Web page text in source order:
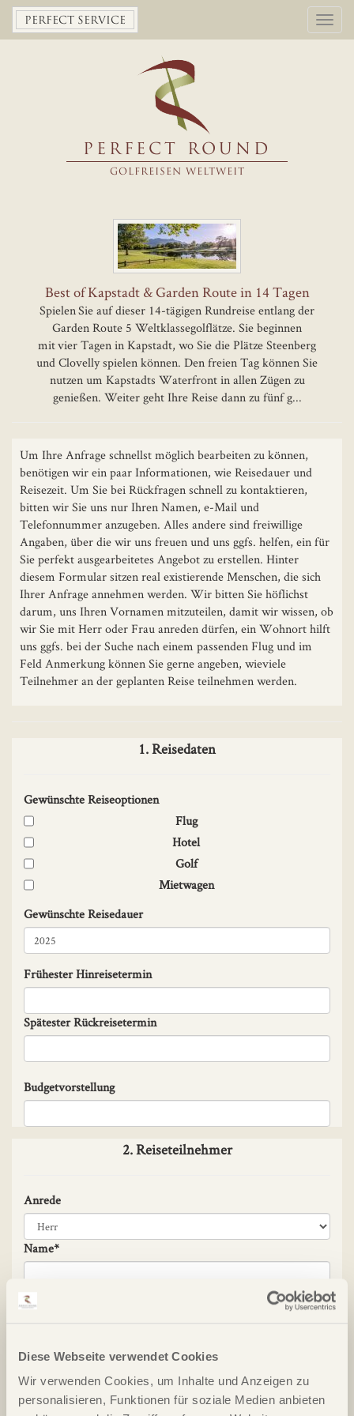
Diese Webseite verwendet Cookies
Wir verwenden Cookies, um Inhalte und Anzeigen zu
personalisieren, Funktionen für soziale Medien anbieten
PERFECT SERVICE
PERFECT ROUND
GOLFREISEN WELTWEIT
Best of Kapstadt & Garden Route in 14 Tagen
Spielen Sie auf dieser 14-tägigen Rundreise entlang der
Garden Route 5 Weltklassegolflätze. Sie beginnen
mit vier Tagen in Kapstadt, wo Sie die Plätze Steenberg
und Clovelly spielen können. Den freien Tag können Sie
nutzen um Kapstadts Waterfront in allen Zügen zu
genießen. Weiter geht Ihre Reise dann zu fünf g...
Um Ihre Anfrage schnellst möglich bearbeiten zu können,
benötigen wir ein paar Informationen, wie Reisedauer und
Reisezeit. Um Sie bei Rückfragen schnell zu kontaktieren,
bitten wir Sie uns nur Ihren Namen, e-Mail und
Telefonnummer anzugeben. Alles andere sind freiwillige
Angaben, über die wir uns freuen und uns ggfs. helfen, ein für
Sie perfekt ausgearbeitetes Angebot zu erstellen. Hinter
diesem Formular sitzen real existierende Menschen, die sich
Ihrer Anfrage annehmen werden. Wir bitten Sie höflichst
darum, uns Ihren Vornamen mitzuteilen, damit wir wissen, ob
wir Sie mit Herr oder Frau anreden dürfen, ein Wohnort hilft
uns ggfs. bei der Suche nach einem passenden Flug und im
Feld Anmerkung können Sie gerne angeben, wieviele
Teilnehmer an der geplanten Reise teilnehmen werden.
1. Reisedaten
Gewünschte Reiseoptionen
Flug
Hotel
Golf
Mietwagen
Gewünschte Reisedauer
Frühester Hinreisetermin
Spätester Rückreisetermin
Budgetvorstellung
2. Reiseteilnehmer
Anrede
Name*
Vorname*
Geburtsdatum